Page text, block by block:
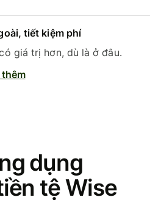
tiết kiệm phí
giá trị hơn, dù là ở đâu.
thêm
dụng
tệ Wise